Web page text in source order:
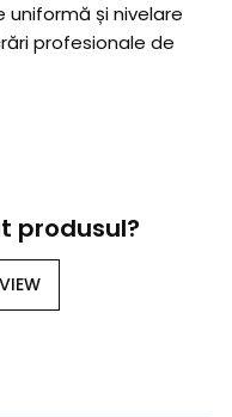
uniformă și nivelare
profesionale de
produsul?